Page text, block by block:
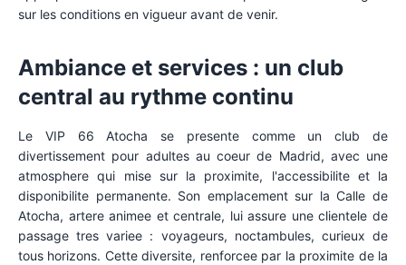
sur les conditions en vigueur avant de venir.
Ambiance et services : un club
central au rythme continu
Le VIP 66 Atocha se presente comme un club de
divertissement pour adultes au coeur de Madrid, avec une
atmosphere qui mise sur la proximite, l'accessibilite et la
disponibilite permanente. Son emplacement sur la Calle de
Atocha, artere animee et centrale, lui assure une clientele de
passage tres variee : voyageurs, noctambules, curieux de
tous horizons. Cette diversite, renforcee par la proximite de la